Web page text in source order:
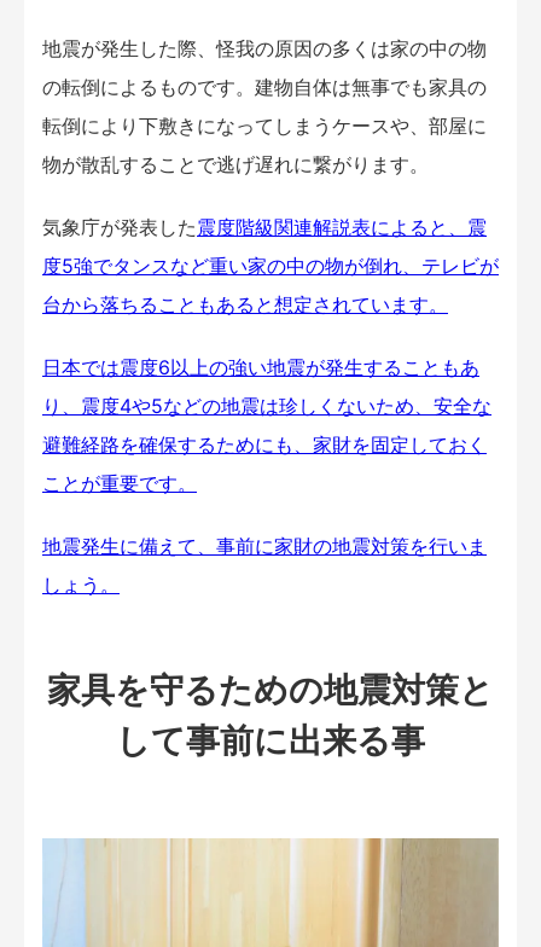
地震が発生した際、怪我の原因の多くは家の中の物
の転倒によるものです。建物自体は無事でも家具の
転倒により下敷きになってしまうケースや、部屋に
物が散乱することで逃げ遅れに繋がります。
気象庁が発表した震度階級関連解説表によると、震
度5強でタンスなど重い家の中の物が倒れ、テレビが
台から落ちることもあると想定されています。
日本では震度6以上の強い地震が発生することもあ
り、震度4や5などの地震は珍しくないため、安全な
避難経路を確保するためにも、家財を固定しておく
ことが重要です。
地震発生に備えて、事前に家財の地震対策を行いま
しょう。
家具を守るための地震対策と
して事前に出来る事